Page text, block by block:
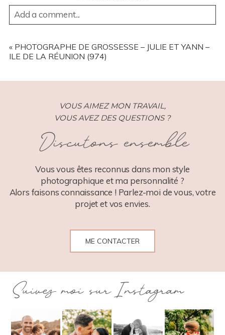
Add a comment...
REQUIRED FIELDS ARE MARKED *
POST COMMENT
« PHOTOGRAPHE DE GROSSESSE – JULIE ET YANN –
ILE DE LA RÉUNION (974)
VOUS AIMEZ MON TRAVAIL,
VOUS AVEZ DES QUESTIONS ?
Discutons ensemble
Vous vous êtes reconnus dans mon style
photographique et ma personnalité ?
Alors faisons connaissance ! Parlez-moi de vous, votre
projet et vos envies.
ME CONTACTER
Suivez moi sur Instagram